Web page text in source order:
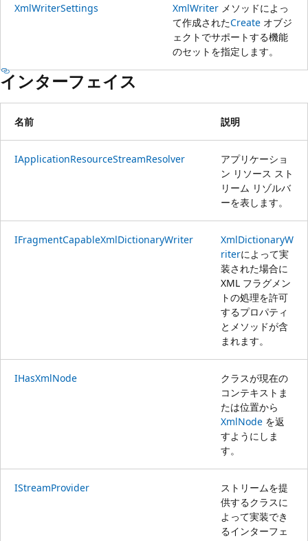
XmlWriterSettings XmlWriter メソッドによっ
て作成されたCreate オブジ
ェクトでサポートする機能
のセットを指定します。
インターフェイス
名前 説明
IApplicationResourceStreamResolver
アプリケーショ
ン リソース スト
リーム リゾルバ
ーを表します。
IFragmentCapableXmlDictionaryWriter
XmlDictionaryW
riterによって実
装された場合に
XML フラグメン
トの処理を許可
するプロパティ
とメソッドが含
まれます。
IHasXmlNode
クラスが現在の
コンテキストま
たは位置から
XmlNode を返
すようにしま
す。
IStreamProvider
ストリームを提
供するクラスに
よって実装でき
るインターフェ